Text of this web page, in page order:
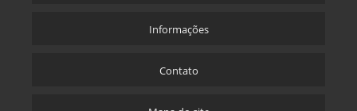
Informações
Contato